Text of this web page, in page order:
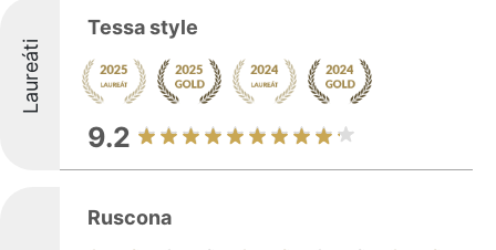
Laureáti
Tessa style
9.2
Ruscona